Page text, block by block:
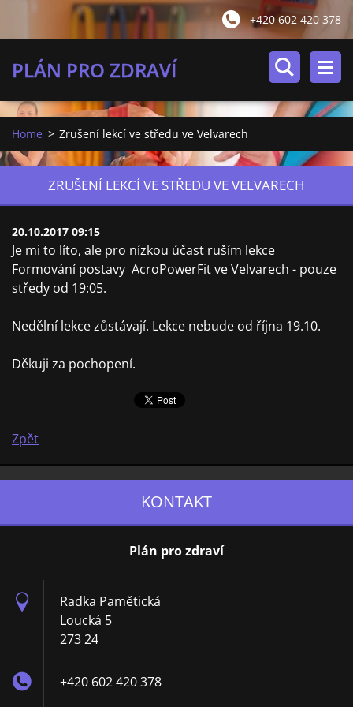
+420 602 420 378
PLÁN PRO ZDRAVÍ
Home > Zrušení lekcí ve středu ve Velvarech
ZRUŠENÍ LEKCÍ VE STŘEDU VE VELVARECH
20.10.2017 09:15
Je mi to líto, ale pro nízkou účast ruším lekce
Formování postavy AcroPowerFit ve Velvarech - pouze
středy od 19:05.
Nedělní lekce zůstávají. Lekce nebude od října 19.10.
Děkuji za pochopení.
Zpět
KONTAKT
Plán pro zdraví
Radka Pamětická
Loucká 5
273 24
+420 602 420 378